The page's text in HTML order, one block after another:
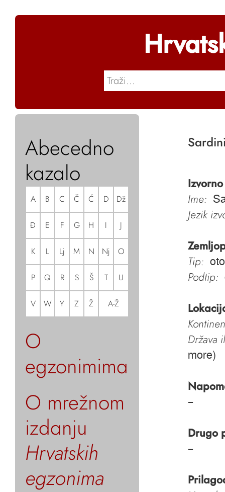
Abecedno
kazalo
A B C Č Ć D Dž
Đ E F G H I J
K L Lj M N Nj O
P Q R S Š T U
V W Y Z Ž A-Ž
O
egzonimima
O mrežnom
izdanju
Hrvatskih
egzonima
Ime:
Jezik
Tip:
Podtip:
Država
more)
–
Drugo
–